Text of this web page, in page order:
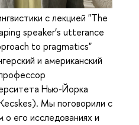
с лекцией "The
speaker’s utterance
to pragmatics"
и американский
Нью-Йорка
Мы поговорили с
его исследованиях и